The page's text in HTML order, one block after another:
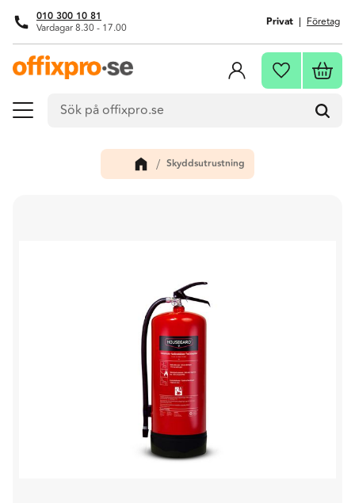
Meny
010 300 10 81
Vardagar 8.30 - 17.00 Privat Företag
Favoriter
Skyddsutrustning